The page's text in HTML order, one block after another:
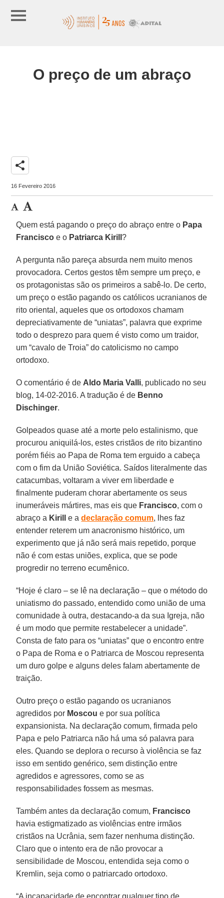
O preço de um abraço
share
16 Fevereiro 2016
Quem está pagando o preço do abraço entre o Papa
Francisco e o Patriarca Kirill?
A pergunta não pareça absurda nem muito menos
provocadora. Certos gestos têm sempre um preço, e
os protagonistas são os primeiros a sabê-lo. De certo,
um preço o estão pagando os católicos ucranianos de
rito oriental, aqueles que os ortodoxos chamam
depreciativamente de “uniatas”, palavra que exprime
todo o desprezo para quem é visto como um traidor,
um “cavalo de Troia” do catolicismo no campo
ortodoxo.
O comentário é de Aldo Maria Valli, publicado no seu
blog, 14-02-2016. A tradução é de Benno
Dischinger.
Golpeados quase até a morte pelo estalinismo, que
procurou aniquilá-los, estes cristãos de rito bizantino
porém fiéis ao Papa de Roma tem erguido a cabeça
com o fim da União Soviética. Saídos literalmente das
catacumbas, voltaram a viver em liberdade e
finalmente puderam chorar abertamente os seus
inumeráveis mártires, mas eis que Francisco, com o
abraço a Kirill e adeclaração comum, lhes faz
entender reterem um anacronismo histórico, um
experimento que já não será mais repetido, porque
não é com estas uniões, explica, que se pode
progredir no terreno ecumênico.
“Hoje é claro – se lê na declaração – que o método do
uniatismo do passado, entendido como união de uma
comunidade à outra, destacando-a da sua Igreja, não
é um modo que permite restabelecer a unidade”.
Consta de fato para os “uniatas” que o encontro entre
o Papa de Roma e o Patriarca de Moscou representa
um duro golpe e alguns deles falam abertamente de
traição.
Outro preço o estão pagando os ucranianos
agredidos por Moscou e por sua política
expansionista. Na declaração comum, firmada pelo
Papa e pelo Patriarca não há uma só palavra para
eles. Quando se deplora o recurso à violência se faz
isso em sentido genérico, sem distinção entre
agredidos e agressores, como se as
responsabilidades fossem as mesmas.
Também antes da declaração comum, Francisco
havia estigmatizado as violências entre irmãos
cristãos na Ucrânia, sem fazer nenhuma distinção.
Claro que o intento era de não provocar a
sensibilidade de Moscou, entendida seja como o
Kremlin, seja como o patriarcado ortodoxo.
“A incapacidade de encontrar qualquer tipo de